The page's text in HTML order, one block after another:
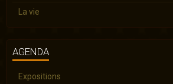
La vie
AGENDA
Expositions